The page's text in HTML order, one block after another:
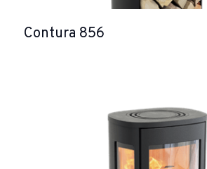
Contura 856